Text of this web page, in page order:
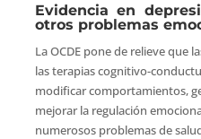
Evidencia en
otros problemas
La OCDE pone de relieve que
las terapias cognitivo-
modificar comportamientos,
mejorar la regulación
numerosos problemas de